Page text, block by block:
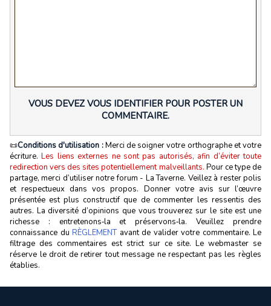
VOUS DEVEZ VOUS IDENTIFIER POUR POSTER UN
COMMENTAIRE.
📜Conditions d'utilisation :Merci de soigner votre orthographe et votre
écriture.Les liens externes ne sont pas autorisés, afin d’éviter toute
redirection vers des sites potentiellement malveillants. Pour ce type de
partage, merci d’utiliser notre forum - La Taverne. Veillez à rester polis
et respectueux dans vos propos. Donner votre avis sur l’œuvre
présentée est plus constructif que de commenter les ressentis des
autres. La diversité d’opinions que vous trouverez sur le site est une
richesse : entretenons‑la et préservons‑la. Veuillez prendre
connaissance du RÈGLEMENTavant de valider votre commentaire. Le
filtrage des commentaires est strict sur ce site. Le webmaster se
réserve le droit de retirer tout message ne respectant pas les règles
établies.